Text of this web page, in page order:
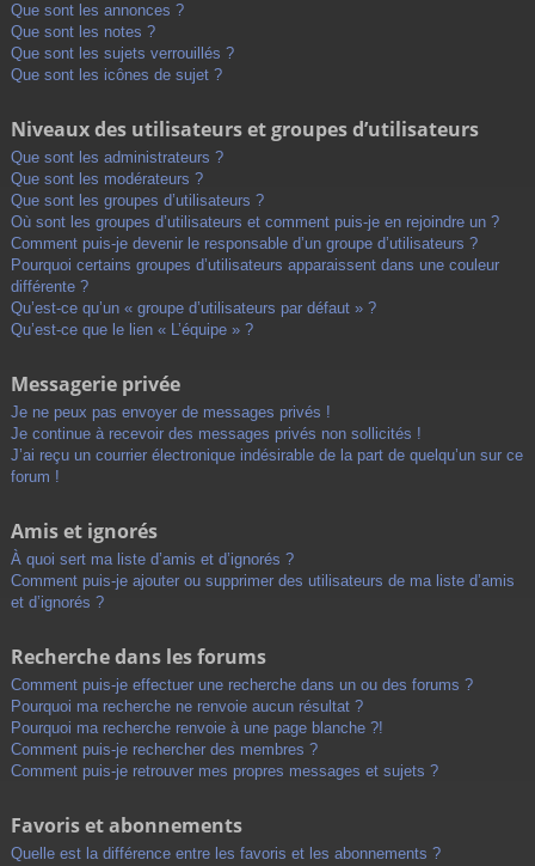
Que sont les annonces ?
Que sont les notes ?
Que sont les sujets verrouillés ?
Que sont les icônes de sujet ?
Niveaux des utilisateurs et groupes d’utilisateurs
Que sont les administrateurs ?
Que sont les modérateurs ?
Que sont les groupes d’utilisateurs ?
Où sont les groupes d’utilisateurs et comment puis-je en rejoindre un ?
Comment puis-je devenir le responsable d’un groupe d’utilisateurs ?
Pourquoi certains groupes d’utilisateurs apparaissent dans une couleur
différente ?
Qu’est-ce qu’un « groupe d’utilisateurs par défaut » ?
Qu’est-ce que le lien « L’équipe » ?
Messagerie privée
Je ne peux pas envoyer de messages privés !
Je continue à recevoir des messages privés non sollicités !
J’ai reçu un courrier électronique indésirable de la part de quelqu’un sur ce
forum !
Amis et ignorés
À quoi sert ma liste d’amis et d’ignorés ?
Comment puis-je ajouter ou supprimer des utilisateurs de ma liste d’amis
et d’ignorés ?
Recherche dans les forums
Comment puis-je effectuer une recherche dans un ou des forums ?
Pourquoi ma recherche ne renvoie aucun résultat ?
Pourquoi ma recherche renvoie à une page blanche ?!
Comment puis-je rechercher des membres ?
Comment puis-je retrouver mes propres messages et sujets ?
Favoris et abonnements
Quelle est la différence entre les favoris et les abonnements ?